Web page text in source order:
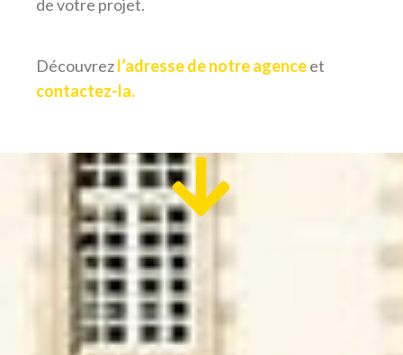
de votre projet.
Découvrezl’adresse de notre agenceet
contactez-la.